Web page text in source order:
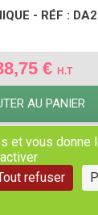
- RÉF :
€ H.T
AU PANIER
et vous donne
refuser